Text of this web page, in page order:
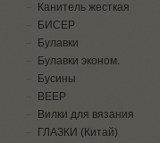
Канитель жесткая
БИСЕР
Булавки
Булавки эконом.
Бусины
ВЕЕР
Вилки для вязания
ГЛАЗКИ (Китай)